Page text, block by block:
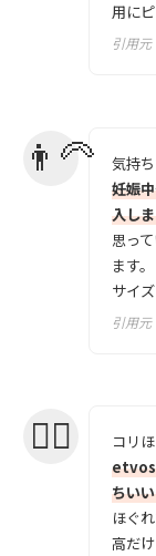
用に
引用元
気持
妊娠
入し
思っ
ます。
サイ
引用元
コリ
etvos
ちい
ほぐ
高だ